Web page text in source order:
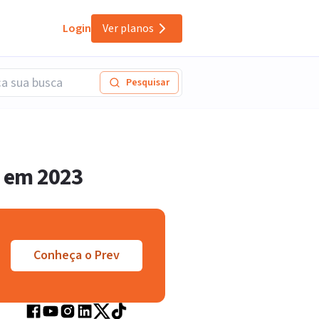
Login Ver planos
Pesquisar
2023
Conheça o Prev